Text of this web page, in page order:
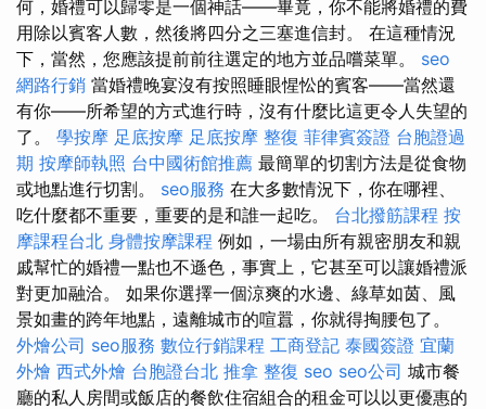
何，婚禮可以歸零是一個神話——畢竟，你不能將婚禮的費
用除以賓客人數，然後將四分之三塞進信封。 在這種情況
下，當然，您應該提前前往選定的地方並品嚐菜單。 seo
網路行銷 當婚禮晚宴沒有按照睡眼惺忪的賓客——當然還
有你——所希望的方式進行時，沒有什麼比這更令人失望的
了。 學按摩 足底按摩 足底按摩 整復 菲律賓簽證 台胞證過
期 按摩師執照 台中國術館推薦 最簡單的切割方法是從食物
或地點進行切割。 seo服務 在大多數情況下，你在哪裡、
吃什麼都不重要，重要的是和誰一起吃。 台北撥筋課程 按
摩課程台北 身體按摩課程 例如，一場由所有親密朋友和親
戚幫忙的婚禮一點也不遜色，事實上，它甚至可以讓婚禮派
對更加融洽。 如果你選擇一個涼爽的水邊、綠草如茵、風
景如畫的跨年地點，遠離城市的喧囂，你就得掏腰包了。
外燴公司 seo服務 數位行銷課程 工商登記 泰國簽證 宜蘭
外燴 西式外燴 台胞證台北 推拿 整復 seo seo公司 城市餐
廳的私人房間或飯店的餐飲住宿組合的租金可以以更優惠的